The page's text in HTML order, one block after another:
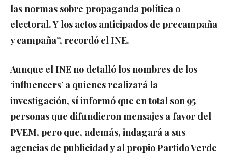
las normas sobre propaganda política o
electoral. Y los actos anticipados de precampaña
y campaña”, recordó el INE.
Aunque el INE no detalló los nombres de los
‘influencers’ a quienes realizará la
investigación, sí informó que en total son 95
personas que difundieron mensajes a favor del
PVEM, pero que, además, indagará a sus
agencias de publicidad y al propio Partido Verde